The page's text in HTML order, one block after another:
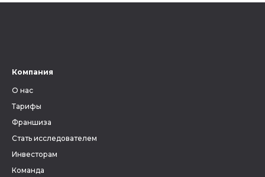
документы, связанные с
людьми, которых вы ищете.
Компания
О нас
Тарифы
Франшиза
Стать исследователем
Инвесторам
Команда